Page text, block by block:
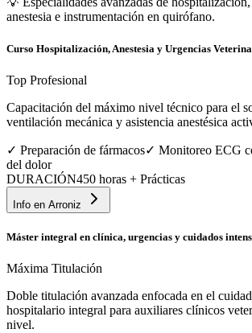
anestesia e instrumentación en quirófano.
Curso Hospitalización, Anestesia y Urgencias
Top Profesional
Capacitación del máximo nivel técnico para el
ventilación mecánica y asistencia anestésica
✓ Preparación de fármacos✓ Monitoreo ECG
del dolor
DURACIÓN450 horas + Prácticas
Info en Arroniz
Máster integral en clínica, urgencias y cuidados
Máxima Titulación
Doble titulación avanzada enfocada en el
hospitalario integral para auxiliares clínicos
nivel.